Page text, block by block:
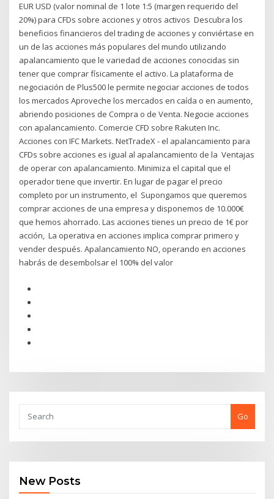
EUR USD (valor nominal de 1 lote 1:5 (margen requerido del
20%) para CFDs sobre acciones y otros activos Descubra los
beneficios financieros del trading de acciones y conviértase en
un de las acciones más populares del mundo utilizando
apalancamiento que le variedad de acciones conocidas sin
tener que comprar físicamente el activo. La plataforma de
negociación de Plus500 le permite negociar acciones de todos
los mercados Aproveche los mercados en caída o en aumento,
abriendo posiciones de Compra o de Venta. Negocie acciones
con apalancamiento. Comercie CFD sobre Rakuten Inc.
Acciones con IFC Markets. NetTradeX - el apalancamiento para
CFDs sobre acciones es igual al apalancamiento de la Ventajas
de operar con apalancamiento. Minimiza el capital que el
operador tiene que invertir. En lugar de pagar el precio
completo por un instrumento, el Supongamos que queremos
comprar acciones de una empresa y disponemos de 10.000€
que hemos ahorrado. Las acciones tienes un precio de 1€ por
acción, La operativa en acciones implica comprar primero y
vender después. Apalancamiento NO, operando en acciones
habrás de desembolsar el 100% del valor
Go
New Posts